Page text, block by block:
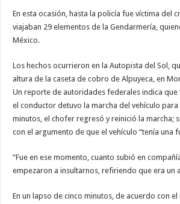
En esta ocasión, hasta la policía fue víctima del
viajaban 29 elementos de la Gendarmería,
México.
Los hechos ocurrieron en la Autopista del Sol,
altura de la caseta de cobro de Alpuyeca, en
Un reporte de autoridades federales indica que
el conductor detuvo la marcha del vehículo
minutos, el chofer regresó y reinició la marcha;
con el argumento de que el vehículo “tenía una
“Fue en ese momento, cuanto subió en
empezaron a insultarnos, refiriendo que era un
En un lapso de cinco minutos, de acuerdo con